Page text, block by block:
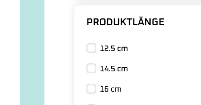
PRODUKTLÄNGE
12.5 cm
14.5 cm
16 cm